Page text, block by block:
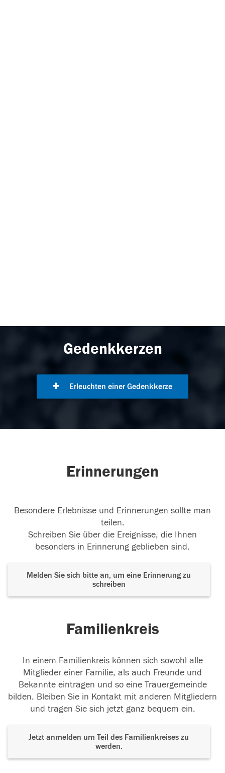
Gedenkkerzen
Erleuchten einer Gedenkkerze
Erinnerungen
Besondere Erlebnisse und Erinnerungen sollte man
teilen.
Schreiben Sie über die Ereignisse, die Ihnen
besonders in Erinnerung geblieben sind.
Melden Sie sich bitte an, um eine Erinnerung zu
schreiben
Familienkreis
In einem Familienkreis können sich sowohl alle
Mitglieder einer Familie, als auch Freunde und
Bekannte eintragen und so eine Trauergemeinde
bilden. Bleiben Sie in Kontakt mit anderen Mitgliedern
und tragen Sie sich jetzt ganz bequem ein.
Jetzt anmelden um Teil des Familienkreises zu
werden.